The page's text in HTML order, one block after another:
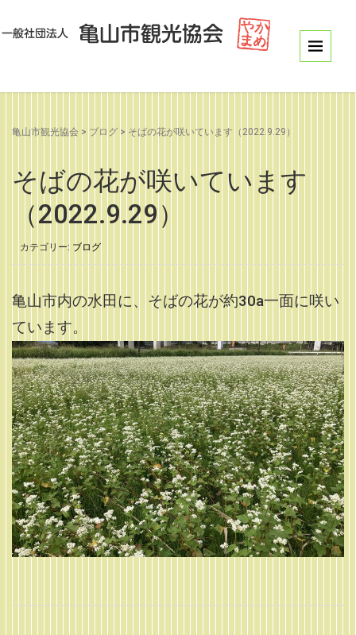
亀山市観光協会 > ブログ > そばの花が咲いています（2022.9.29）
そばの花が咲いています
（2022.9.29）
カテゴリー: ブログ
亀山市内の水田に、そばの花が約30a一面に咲い
ています。